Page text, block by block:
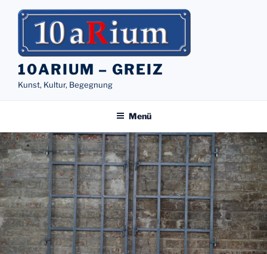
Inhalt
10ARIUM – GREIZ
Kunst, Kultur, Begegnung
Menü